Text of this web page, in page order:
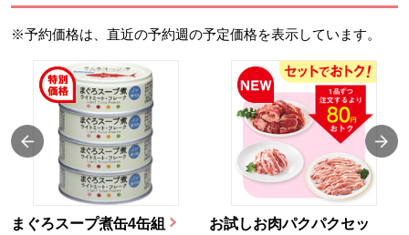
※予約価格は、直近の予約週の予定価格を表示しています。
まぐろスープ煮缶4缶組
お試しお肉パクパクセッ